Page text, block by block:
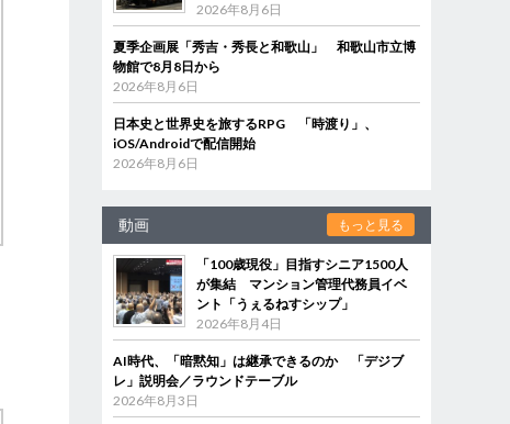
2026年8月6日
夏季企画展「秀吉・秀長と和歌山」 和歌山市立博
物館で8月8日から
2026年8月6日
日本史と世界史を旅するRPG 「時渡り」、
iOS/Androidで配信開始
2026年8月6日
動画 もっと見る
「100歳現役」目指すシニア1500人
が集結 マンション管理代務員イベ
ント「うぇるねすシップ」
2026年8月4日
AI時代、「暗黙知」は継承できるのか 「デジブ
レ」説明会／ラウンドテーブル
2026年8月3日